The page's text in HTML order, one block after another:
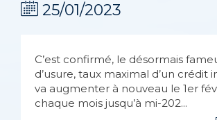
25/01/2023
C’est confirmé, le désormais
d’usure, taux maximal d’un crédit
va augmenter à nouveau le 1er
chaque mois jusqu’à mi-202...